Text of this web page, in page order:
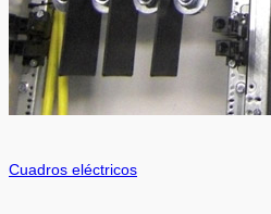
Cuadros eléctricos